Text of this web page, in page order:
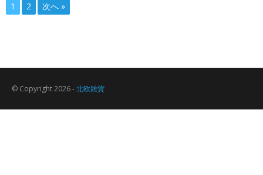
1 2 次へ »
© Copyright 2026 -北欧雑貨